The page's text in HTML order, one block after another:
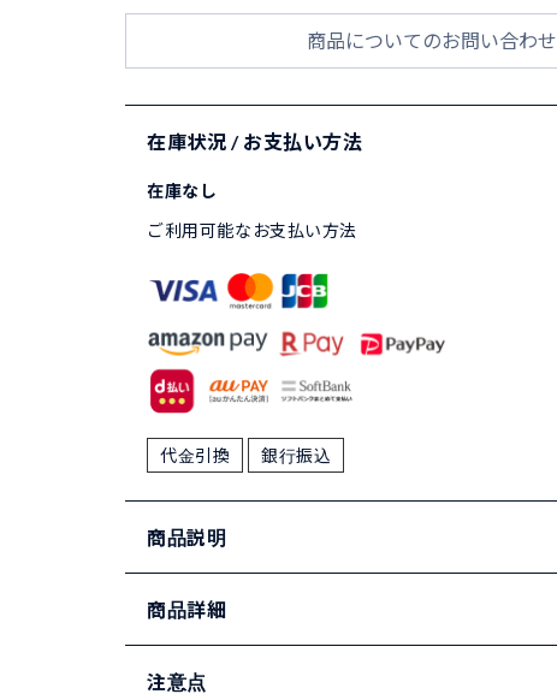
商品についてのお問い合わせ
在庫状況 / お支払い方法
在庫なし
ご利用可能なお支払い方法
代金引換 銀行振込
商品説明
商品詳細
注意点